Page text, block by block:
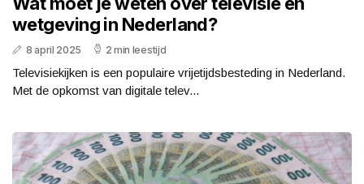
wetgeving in Nederland?
8 april 2025 2 min leestijd
Televisiekijken is een populaire vrijetijdsbesteding in Nederland.
Met de opkomst van digitale telev...